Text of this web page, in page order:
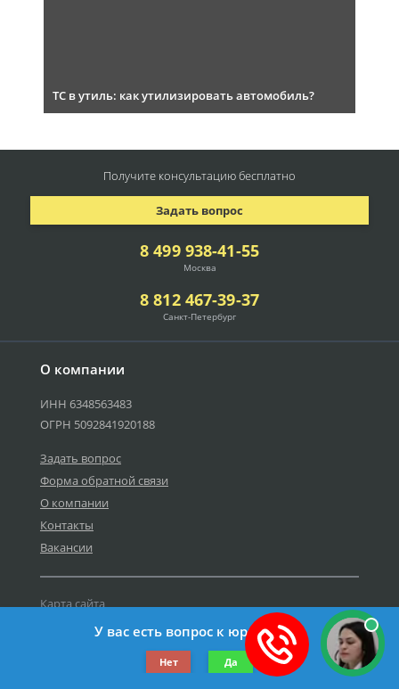
ТС в утиль: как утилизировать автомобиль?
О компании
ИНН 6348563483
ОГРН 5092841920188
Задать вопрос
Форма обратной связи
О компании
Контакты
Вакансии
©2019-2026 Все права защищены.
Карта сайта
Политика персональных данных
8 499 938-41-55
Москва
8 812 467-39-37
Санкт-Петербург
Задать вопрос
Получите консультациюбесплатно
У вас есть вопрос к юристу?
Нет Да